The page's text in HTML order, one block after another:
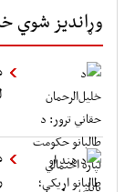
وړاندیز شوي